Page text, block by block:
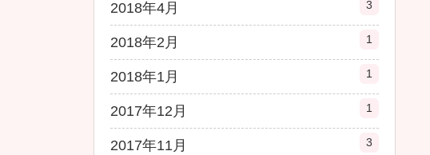
2018年4月 3
2018年2月 1
2018年1月 1
2017年12月 1
2017年11月 3